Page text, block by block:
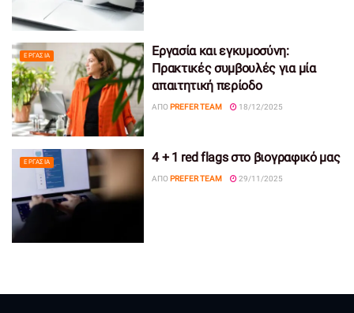
ΕΡΓΑΣΊΑ
Εργασία και εγκυμοσύνη:
Πρακτικές συμβουλές για μία
απαιτητική περίοδο
ΑΠΌ PREFER TEAM 18/12/2025
ΕΡΓΑΣΊΑ 4 + 1 red flags στο βιογραφικό μας
ΑΠΌ PREFER TEAM 29/11/2025